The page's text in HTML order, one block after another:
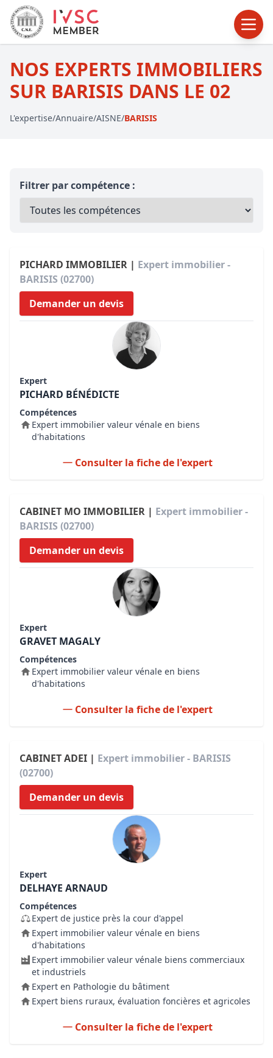
NOS EXPERTS IMMOBILIERS
SUR BARISIS DANS LE 02
L'expertise/Annuaire/AISNE/BARISIS
Filtrer par compétence :
PICHARD IMMOBILIER | Expert immobilier -
BARISIS (02700)
Demander un devis
Expert
PICHARD BÉNÉDICTE
Compétences
Expert immobilier valeur vénale en biens
d'habitations
Consulter la fiche de l'expert
CABINET MO IMMOBILIER | Expert immobilier -
BARISIS (02700)
Demander un devis
Expert
GRAVET MAGALY
Compétences
Expert immobilier valeur vénale en biens
d'habitations
Consulter la fiche de l'expert
CABINET ADEI | Expert immobilier - BARISIS
(02700)
Demander un devis
Expert
DELHAYE ARNAUD
Compétences
Expert de justice près la cour d'appel
Expert immobilier valeur vénale en biens
d'habitations
Expert immobilier valeur vénale biens commerciaux
et industriels
Expert en Pathologie du bâtiment
Expert biens ruraux, évaluation foncières et agricoles
Consulter la fiche de l'expert